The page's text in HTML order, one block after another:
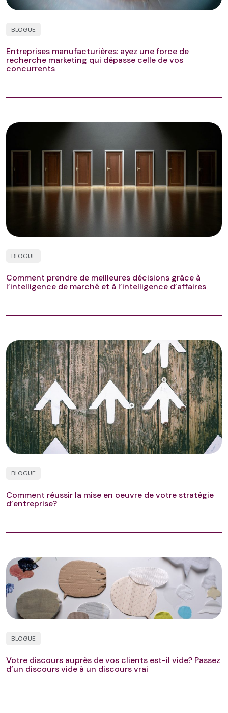
BLOGUE
Entreprises manufacturières: ayez une force de
recherche marketing qui dépasse celle de vos
concurrents
BLOGUE
Comment prendre de meilleures décisions grâce à
l’intelligence de marché et à l’intelligence d’affaires
BLOGUE
Comment réussir la mise en oeuvre de votre stratégie
d’entreprise?
BLOGUE
Votre discours auprès de vos clients est-il vide? Passez
d’un discours vide à un discours vrai